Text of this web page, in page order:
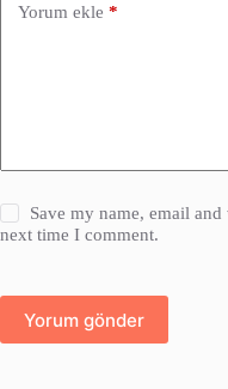
Yorum ekle *
Save my name, email
next time I comment.
Yorum gönder